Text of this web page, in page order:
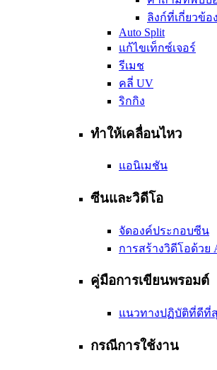
ลิงก์ที่เกี่ยวข้อง
Auto Split
แก้ไขเท็กซ์เจอร์
รีเมช
คลี่ UV
ริกกิง
ทำให้เคลื่อนไหว
แอนิเมชัน
ซีนและวิดีโอ
จัดองค์ประกอบซีน
การสร้างวิดีโอด้วย
คู่มือการเขียนพรอมต์
แนวทางปฏิบัติที่ดีที่
กรณีการใช้งาน